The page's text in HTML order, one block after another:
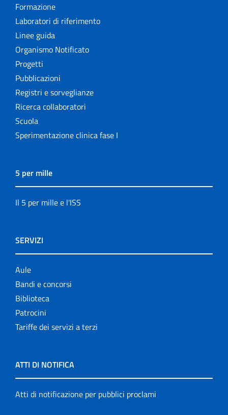
Formazione
Laboratori di riferimento
Linee guida
Organismo Notificato
Progetti
Pubblicazioni
Registri e sorveglianze
Ricerca collaboratori
Scuola
Sperimentazione clinica fase I
5 per mille
Il 5 per mille e l'ISS
SERVIZI
Aule
Bandi e concorsi
Biblioteca
Patrocini
Tariffe dei servizi a terzi
ATTI DI NOTIFICA
Atti di notificazione per pubblici proclami